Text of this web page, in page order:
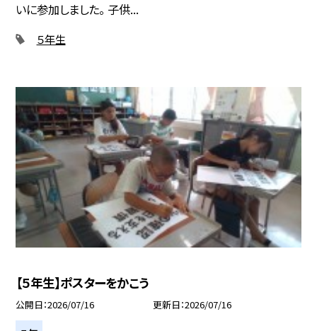
いに参加しました。 子供...
５年生
【５年生】ポスターをかこう
公開日 2026/07/16 更新日 2026/07/16